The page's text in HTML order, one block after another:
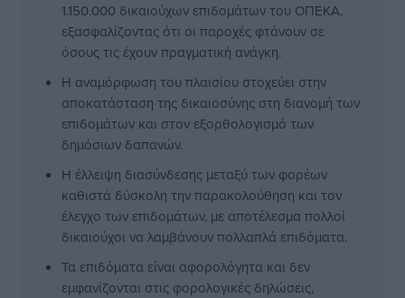
1.150.000 δικαιούχων επιδομάτων του ΟΠΕΚΑ,
εξασφαλίζοντας ότι οι παροχές φτάνουν σε
όσους τις έχουν πραγματική ανάγκη.
Η αναμόρφωση του πλαισίου στοχεύει στην
αποκατάσταση της δικαιοσύνης στη διανομή των
επιδομάτων και στον εξορθολογισμό των
δημόσιων δαπανών.
Η έλλειψη διασύνδεσης μεταξύ των φορέων
καθιστά δύσκολη την παρακολούθηση και τον
έλεγχο των επιδομάτων, με αποτέλεσμα πολλοί
δικαιούχοι να λαμβάνουν πολλαπλά επιδόματα.
Τα επιδόματα είναι αφορολόγητα και δεν
εμφανίζονται στις φορολογικές δηλώσεις,